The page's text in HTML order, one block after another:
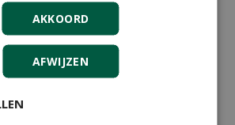
Proefveldmedewerker/
landbouwmachines bij DSV
zaden Nederland B.V.
AKKOORD
AFWIJZEN